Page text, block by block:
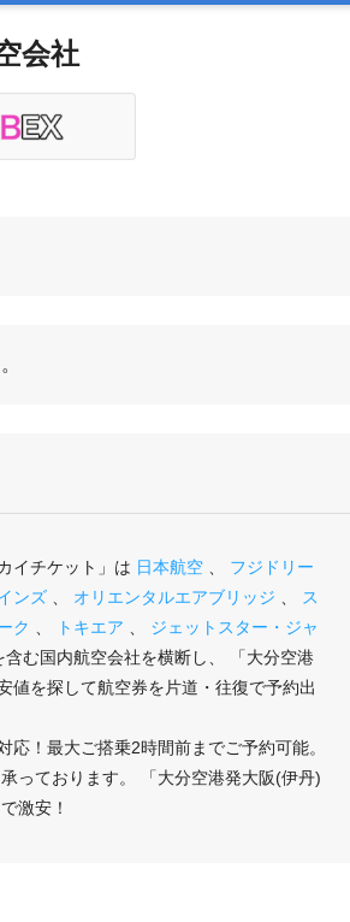
会社
イチケット」は 日本航空
フジドリー
ンズ オリエンタルエアブリッジ
ス
ク トキエア
ジェットスター・ジャ
含む国内航空会社を横断し、 「大分空港
値を探して航空券を片道・往復で予約出
！最大ご搭乗2時間前までご予約可能。
っております。 「大分空港発大阪(伊丹)
激安！